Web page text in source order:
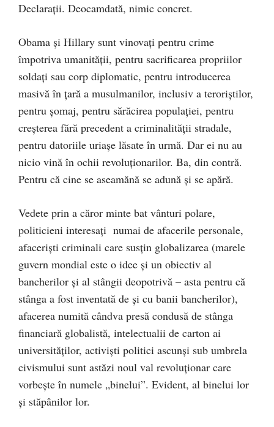
Declaraţii. Deocamdată, nimic concret.
Obama şi Hillary sunt vinovaţi pentru crime
împotriva umanităţii, pentru sacrificarea propriilor
soldaţi sau corp diplomatic, pentru introducerea
masivă în ţară a musulmanilor, inclusiv a teroriştilor,
pentru şomaj, pentru sărăcirea populaţiei, pentru
creşterea fără precedent a criminalităţii stradale,
pentru datoriile uriaşe lăsate în urmă. Dar ei nu au
nicio vină în ochii revoluţionarilor. Ba, din contră.
Pentru că cine se aseamănă se adună şi se apără.
Vedete prin a căror minte bat vânturi polare,
politicieni interesaţi numai de afacerile personale,
afacerişti criminali care susţin globalizarea (marele
guvern mondial este o idee şi un obiectiv al
bancherilor şi al stângii deopotrivă – asta pentru că
stânga a fost inventată de şi cu banii bancherilor),
afacerea numită cândva presă condusă de stânga
financiară globalistă, intelectualii de carton ai
universităţilor, activişti politici ascunşi sub umbrela
civismului sunt astăzi noul val revoluţionar care
vorbeşte în numele „binelui”. Evident, al binelui lor
şi stăpânilor lor.